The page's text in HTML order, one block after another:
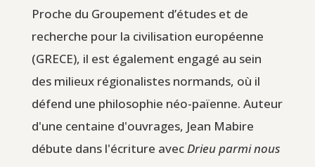
Proche du Groupement d’études et de
recherche pour la civilisation européenne
(GRECE), il est également engagé au sein
des milieux régionalistes normands, où il
défend une philosophie néo-païenne. Auteur
d'une centaine d'ouvrages, Jean Mabire
débute dans l'écriture avecDrieu parmi nous